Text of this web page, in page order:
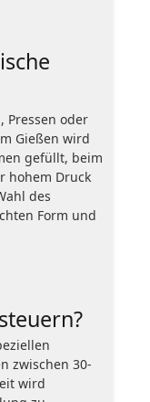
Pressen oder
Gießen wird
gefüllt, beim
hohem Druck
des
Form und
zwischen 30-
wird